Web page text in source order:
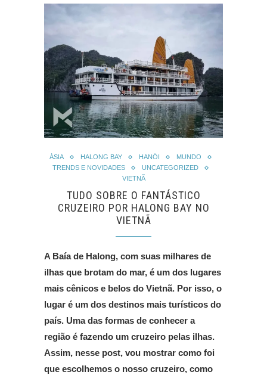
ÁSIA HALONG BAY HANÓI
MUNDO
TRENDS E NOVIDADES
UNCATEGORIZED
VIETNÃ
TUDO SOBRE O FANTÁSTICO
CRUZEIRO POR HALONG BAY NO
VIETNÃ
A Baía de Halong, com suas milhares de
ilhas que brotam do mar, é um dos lugares
mais cênicos e belos do Vietnã. Por isso, o
lugar é um dos destinos mais turísticos do
país. Uma das formas de conhecer a
região é fazendo um cruzeiro pelas ilhas.
Assim, nesse post, vou mostrar como foi
que escolhemos o nosso cruzeiro, como